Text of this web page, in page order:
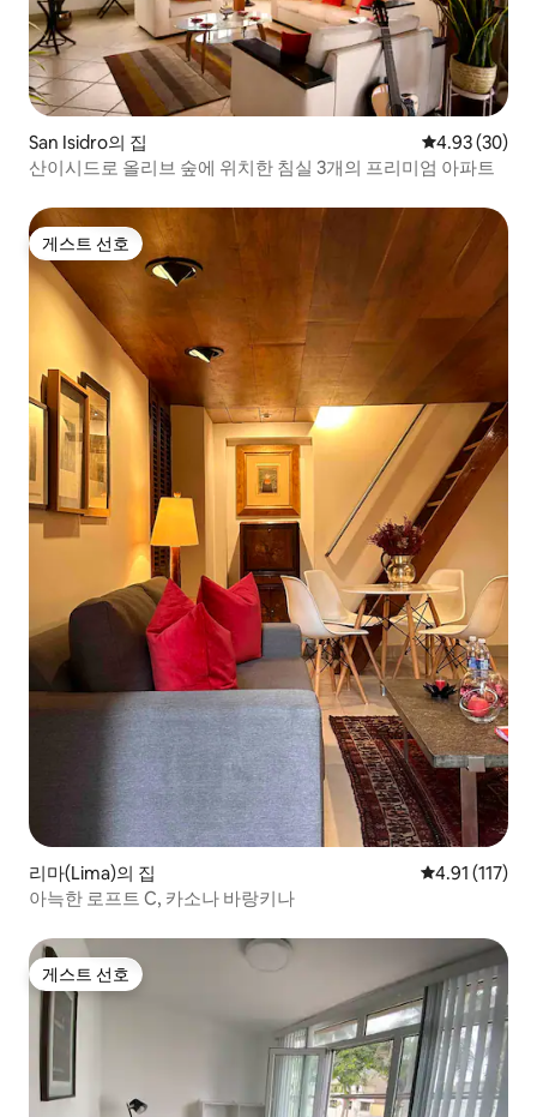
San Isidro의 집 평점 4.93점(5
4.93 (30)
산이시드로 올리브 숲에 위치한 침실 3개의 프리미엄 아파트
게스트 선호
게스트 선호
리마(Lima)의 집 평점 4.91점(5
4.91 (117)
아늑한 로프트 C, 카소나 바랑키나
게스트 선호
게스트 선호